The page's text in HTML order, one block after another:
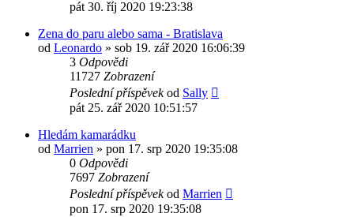
pát 30. říj 2020 19:23:38
Zena do paru alebo sama - Bratislava
od Leonardo » sob 19. zář 2020 16:06:39
3 Odpovědi
11727 Zobrazení
Poslední příspěvekod Sally
pát 25. zář 2020 10:51:57
Hledám kamarádku
od Marrien » pon 17. srp 2020 19:35:08
0 Odpovědi
7697 Zobrazení
Poslední příspěvekod Marrien
pon 17. srp 2020 19:35:08